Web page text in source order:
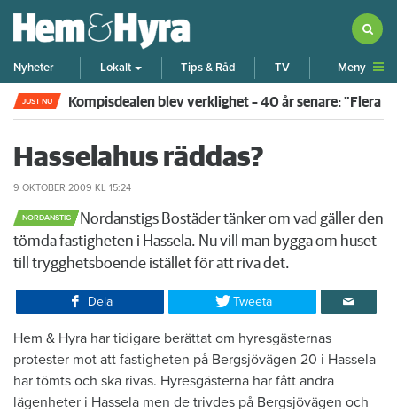
Nyheter Lokalt Tips & Råd TV Meny
JUST NU Kompisdealen blev verklighet – 40 år senare: "Flera
Hasselahus räddas?
9 OKTOBER 2009 KL 15:24
NORDANSTIG
​Nordanstigs Bostäder tänker om vad gäller den
tömda fastigheten i Hassela. Nu vill man bygga om huset
till trygghetsboende istället för att riva det.
Dela Tweeta
​Hem & Hyra har tidigare berättat om hyresgästernas
protester mot att fastigheten på Bergsjövägen 20 i Hassela
har tömts och ska rivas. Hyresgästerna har fått andra
lägenheter i Hassela men de trivdes på Bergsjövägen och